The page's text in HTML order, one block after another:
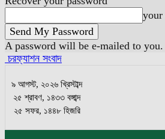
your
A password will be e-mailed to you.
চরফ্যাশন সংবাদ
৯ আগস্ট, ২০২৬ খ্রিস্টাব্দ
২৫ শ্রাবণ, ১৪৩৩ বঙ্গাব্দ
২৫ সফর, ১৪৪৮ হিজরি